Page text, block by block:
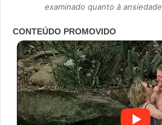
examinado quanto à ansiedade